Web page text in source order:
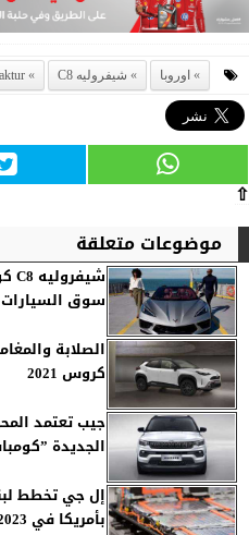
اوروبا شيفروليه C8
⇧
موضوعات متعلقة
سوق السيارات
الصلابة
كروس 2021
جيب تعتمد
الجديدة
إل جي تخطط
بأمريكا في 2023